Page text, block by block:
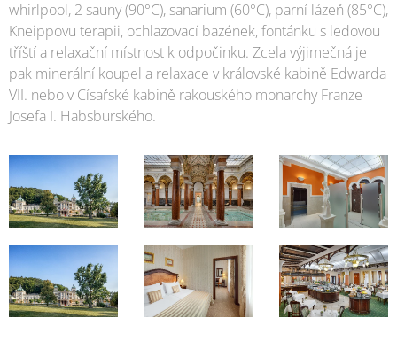
whirlpool, 2 sauny (90°C), sanarium (60°C), parní lázeň (85°C),
Kneippovu terapii, ochlazovací bazének, fontánku s ledovou
tříští a relaxační místnost k odpočinku. Zcela výjimečná je
pak minerální koupel a relaxace v královské kabině Edwarda
VII. nebo v Císařské kabině rakouského monarchy Franze
Josefa I. Habsburského.